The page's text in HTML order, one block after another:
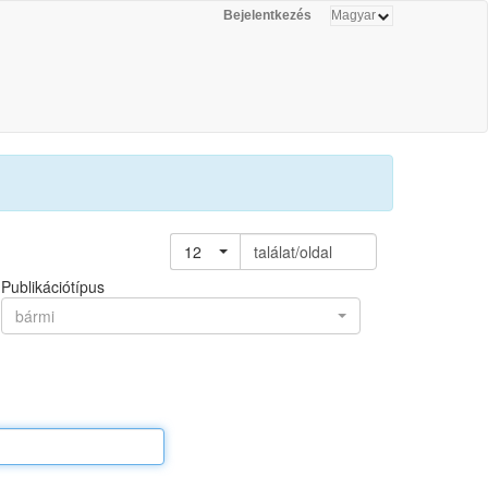
Bejelentkezés
12
találat/oldal
Publikációtípus
bármi